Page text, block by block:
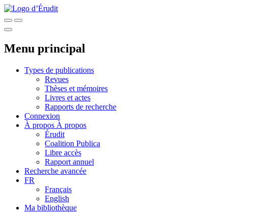
Menu principal
Types de publications
Revues
Thèses et mémoires
Livres et actes
Rapports de recherche
Connexion
À propos À propos
Érudit
Coalition Publica
Libre accès
Rapport annuel
Recherche avancée
FR
Français
English
Ma bibliothèque